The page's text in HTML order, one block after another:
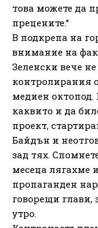
това можете да
прецените.“
В подкрепа на
внимание на
Зеленски вече
контролирания
медиен
каквито и да
проект,
Байдън и
зад тях.
месеца лягахме
пропаганден
говорещи глави,
утро.